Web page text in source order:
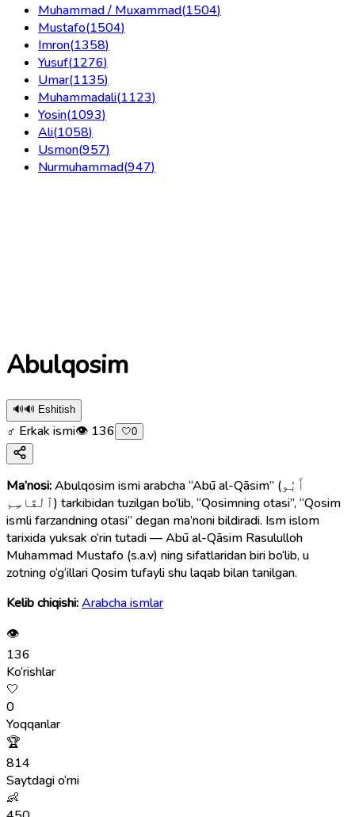
Muhammad / Muxammad(1504)
Mustafo(1504)
Imron(1358)
Yusuf(1276)
Umar(1135)
Muhammadali(1123)
Yosin(1093)
Ali(1058)
Usmon(957)
Nurmuhammad(947)
Abulqosim
🔊🔊 Eshitish
♂ Erkak ismi👁 136 🤍0
Ma’nosi:Abulqosim ismi arabcha “Abū al-Qāsim” (أَبُو
ٱلْقَاسِم) tarkibidan tuzilgan bo‘lib, “Qosimning otasi”, “Qosim
ismli farzandning otasi” degan ma’noni bildiradi. Ism islom
tarixida yuksak o‘rin tutadi — Abū al-Qāsim Rasululloh
Muhammad Mustafo (s.a.v) ning sifatlaridan biri bo‘lib, u
zotning o‘g‘illari Qosim tufayli shu laqab bilan tanilgan.
Kelib chiqishi:Arabcha ismlar
👁
136
Ko‘rishlar
🤍
0
Yoqqanlar
🏆
814
Saytdagi o‘rni
👶